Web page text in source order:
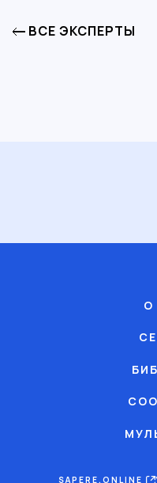
ВСЕ ЭКСПЕРТЫ
О
SAPERE.ONLINE